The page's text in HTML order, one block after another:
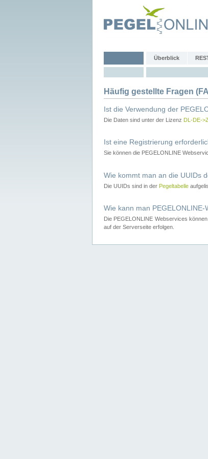
Überblick
Häufig gestellte Fragen
Ist die Verwendung der
Die Daten sind unter der Lizenz DL-DE-
Ist eine Registrierung
Sie können die PEGELONLINE
Wie kommt man an die UUIDs
Die UUIDs sind in der Pegeltabelle
Wie kann man
Die PEGELONLINE Webservices
auf der Serverseite erfolgen.